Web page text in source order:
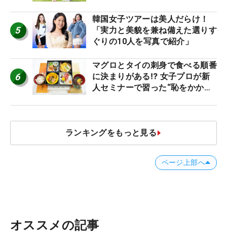
5
韓国女子ツアーは美人だらけ！
「実力と美貌を兼ね備えた選りす
ぐりの10人を写真で紹介」
6
マグロとタイの刺身で食べる順番
に決まりがある⁉ 女子プロが新
人セミナーで習った“恥をかかな
ランキングをもっと見る
ページ上部へ
オススメの記事